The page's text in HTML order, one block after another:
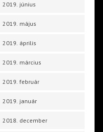
2019. június
2019. május
2019. április
2019. március
2019. február
2019. január
2018. december